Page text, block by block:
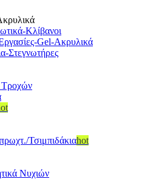
Κλίβανοι
Gel-Ακρυλικά
Στεγνωτήρες
Τροχών
Τσιμπιδάκιαhot
Νυχιών